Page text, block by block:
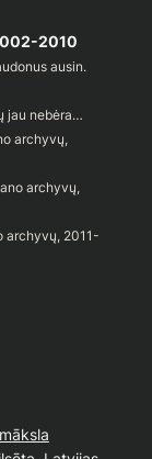
2010
ausin.
jau nebėra…
archyvų,
archyvų,
archyvų, 2011-